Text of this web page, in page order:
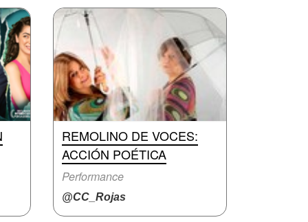
REMOLINO DE VOCES:
ACCIÓN POÉTICA
Performance
@CC_Rojas